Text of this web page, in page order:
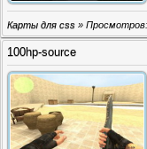
Карты для css »
100hp-source